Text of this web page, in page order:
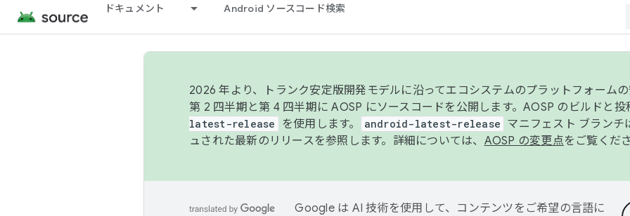
ドキュメント Android ソースコード検索
2026 年より、トランク安定版開発モデルに沿ってエコシステムのプラットフォーム
第 2 四半期と第 4 四半期に AOSP にソースコードを公開します。AOSP のビルドと投
latest-release を使用します。 android-latest-release マニフェスト ブランチ
ュされた最新のリリースを参照します。詳細については、 AOSP の変更点をご覧くだ
Google は AI 技術を使用して、コンテンツをご希望の言語に